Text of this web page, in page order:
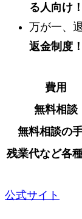
る人向け！
万が一、
返金制度！
費用
無料相談
無料相談の
残業代など各
公式サイト